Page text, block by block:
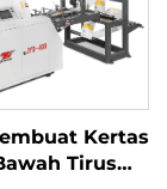
Kertas
Tirus